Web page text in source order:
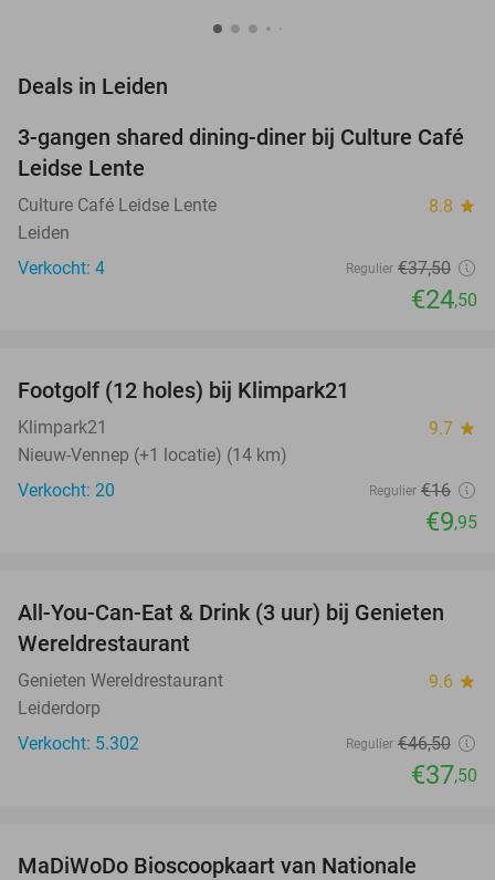
Deals in Leiden
35%
NEW
TODAY
3-gangen shared dining-diner bij Culture Café
Leidse Lente
Culture Café Leidse Lente 8.8 star
Leiden
Verkocht: 4
Regulier €37,50
€24,50
NEW
TODAY
Footgolf (12 holes) bij Klimpark21
Klimpark21 9.7 star
Nieuw-Vennep (+1 locatie) (14 km)
Verkocht: 20
Regulier €16
€9,95
19%
All-You-Can-Eat & Drink (3 uur) bij Genieten
Wereldrestaurant
Genieten Wereldrestaurant 9.6 star
Leiderdorp
Verkocht: 5.302
Regulier €46,50
€37,50
MaDiWoDo Bioscoopkaart van Nationale